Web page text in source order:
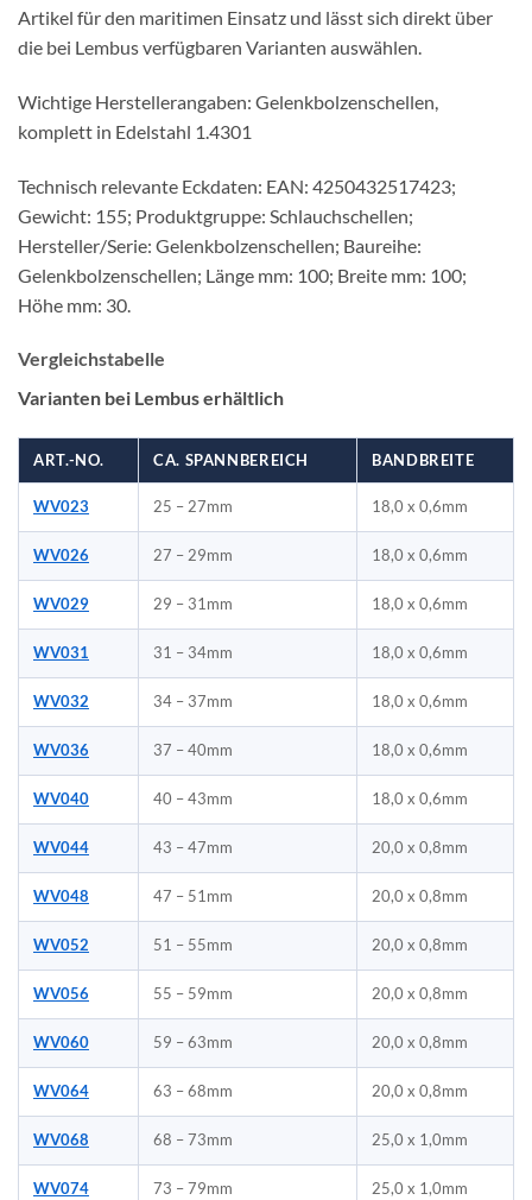
Artikel für den maritimen Einsatz und lässt sich direkt über
die bei Lembus verfügbaren Varianten auswählen.
Wichtige Herstellerangaben: Gelenkbolzenschellen,
komplett in Edelstahl 1.4301
Technisch relevante Eckdaten: EAN: 4250432517423;
Gewicht: 155; Produktgruppe: Schlauchschellen;
Hersteller/Serie: Gelenkbolzenschellen; Baureihe:
Gelenkbolzenschellen; Länge mm: 100; Breite mm: 100;
Höhe mm: 30.
Vergleichstabelle
Varianten bei Lembus erhältlich
ART.-NO. CA. SPANNBEREICH BANDBREITE
WV023 25 – 27mm 18,0 x 0,6mm
WV026 27 – 29mm 18,0 x 0,6mm
WV029 29 – 31mm 18,0 x 0,6mm
WV031 31 – 34mm 18,0 x 0,6mm
WV032 34 – 37mm 18,0 x 0,6mm
WV036 37 – 40mm 18,0 x 0,6mm
WV040 40 – 43mm 18,0 x 0,6mm
WV044 43 – 47mm 20,0 x 0,8mm
WV048 47 – 51mm 20,0 x 0,8mm
WV052 51 – 55mm 20,0 x 0,8mm
WV056 55 – 59mm 20,0 x 0,8mm
WV060 59 – 63mm 20,0 x 0,8mm
WV064 63 – 68mm 20,0 x 0,8mm
WV068 68 – 73mm 25,0 x 1,0mm
WV074 73 – 79mm 25,0 x 1,0mm